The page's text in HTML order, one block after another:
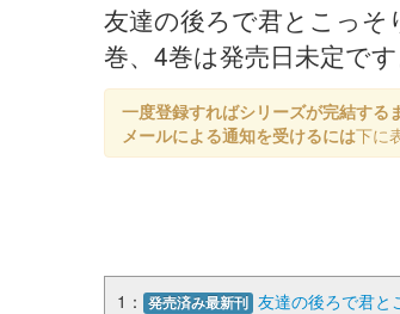
友達の後ろで君とこっそ
巻、4巻は発売日未定です
一度登録すればシリーズが完結する
メールによる通知を受けるには下に
1： 発売済み最新刊 友達の後ろで君と